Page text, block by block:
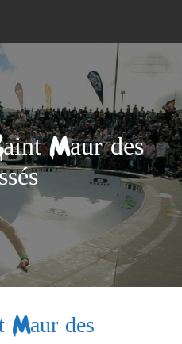
Maur des
Maur des